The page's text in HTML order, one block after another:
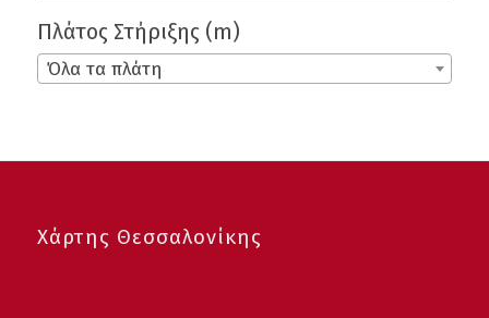
Πλάτος Στήριξης (m)
Όλα τα πλάτη
Χάρτης Θεσσαλονίκης